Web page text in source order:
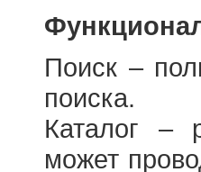
Поиск –
поиска.
Каталог –
может